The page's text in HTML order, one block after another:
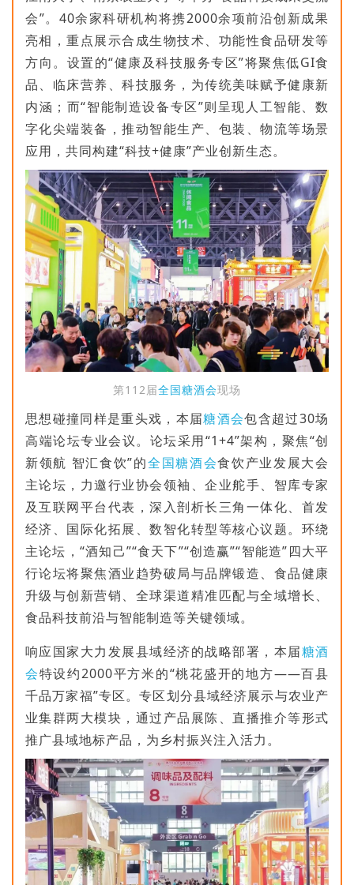
会”。40余家科研机构将携2000余项前沿创新成果
亮相，重点展示合成生物技术、功能性食品研发等
方向。设置的“健康及科技服务专区”将聚焦低GI食
品、临床营养、科技服务，为传统美味赋予健康新
内涵；而“智能制造设备专区”则呈现人工智能、数
字化尖端装备，推动智能生产、包装、物流等场景
应用，共同构建“科技+健康”产业创新生态。
第112届全国糖酒会现场
思想碰撞同样是重头戏，本届糖酒会包含超过30场
高端论坛专业会议。论坛采用“1+4”架构，聚焦“创
新领航 智汇食饮”的全国糖酒会食饮产业发展大会
主论坛，力邀行业协会领袖、企业舵手、智库专家
及互联网平台代表，深入剖析长三角一体化、首发
经济、国际化拓展、数智化转型等核心议题。环绕
主论坛，“酒知己”“食天下”“创造赢”“智能造”四大平
行论坛将聚焦酒业趋势破局与品牌锻造、食品健康
升级与创新营销、全球渠道精准匹配与全域增长、
食品科技前沿与智能制造等关键领域。
响应国家大力发展县域经济的战略部署，本届糖酒
会特设约2000平方米的“桃花盛开的地方——百县
千品万家福”专区。专区划分县域经济展示与农业产
业集群两大模块，通过产品展陈、直播推介等形式
推广县域地标产品，为乡村振兴注入活力。